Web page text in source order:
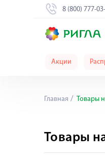
8 (800) 777-
Акции
Главная Товары
Товары